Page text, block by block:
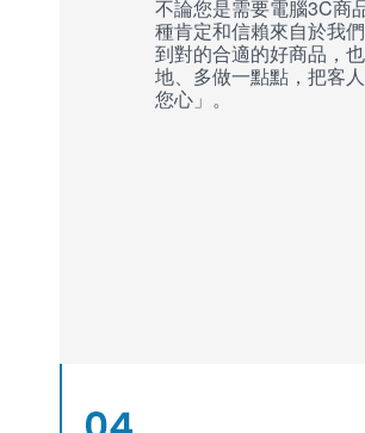
不論您是需要電腦3C商
種肯定和信賴來自於我
到對的合適的好商品，
地、多做一點點，把客
您心」。